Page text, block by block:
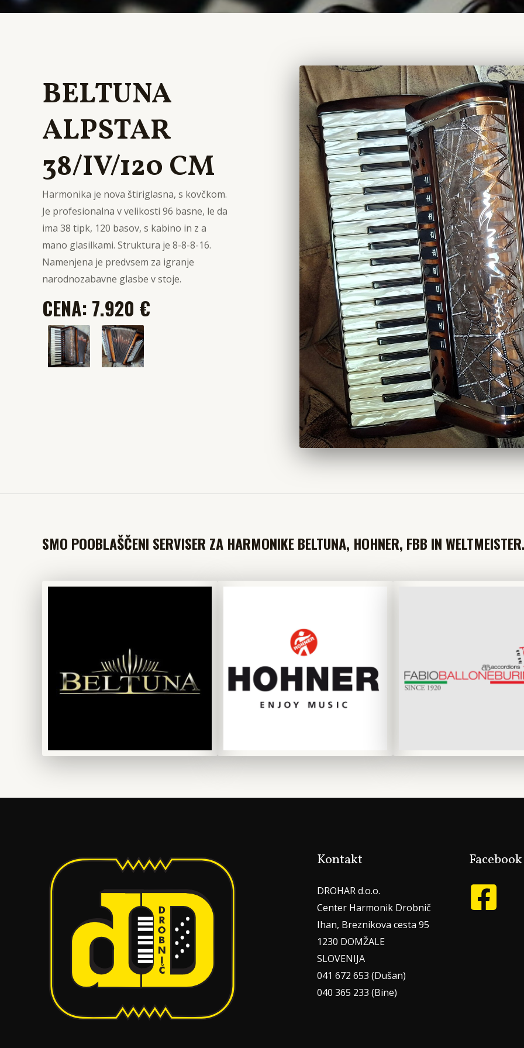
BELTUNA
ALPSTAR
38/IV/120 CM
Harmonika je nova štiriglasna, s kovčkom.
Je profesionalna v velikosti 96 basne, le da
ima 38 tipk, 120 basov, s kabino in z a
mano glasilkami. Struktura je 8-8-8-16.
Namenjena je predvsem za igranje
narodnozabavne glasbe v stoje.
CENA: 7.920 €
SMO POOBLAŠČENI SERVISER ZA HARMONIKE BELTUNA, HOHNER, FBB IN
Kontakt
DROHAR d.o.o.
Center Harmonik Drobnič
Ihan, Breznikova cesta 95
1230 DOMŽALE
SLOVENIJA
041 672 653 (Dušan)
040 365 233 (Bine)
Facebook